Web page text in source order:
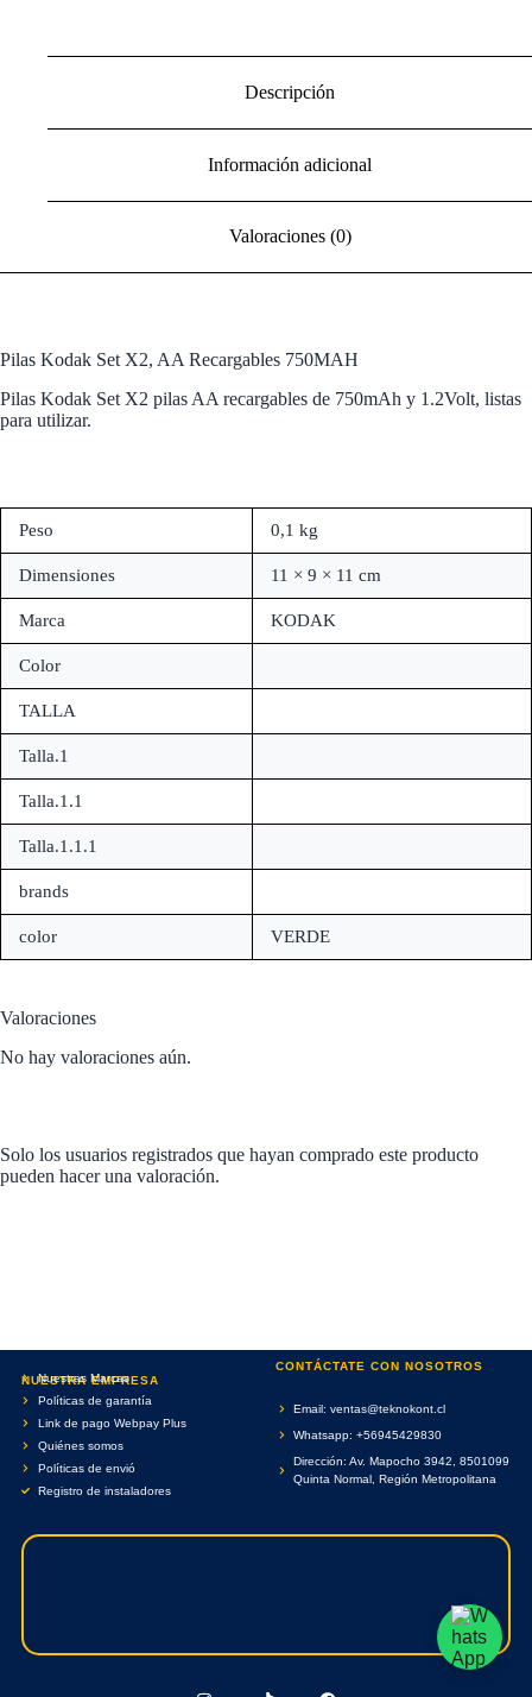
Descripción
Información adicional
Valoraciones (0)
Pilas Kodak Set X2, AA Recargables 750MAH
Pilas Kodak Set X2 pilas AA recargables de 750mAh y 1.2Volt, listas
para utilizar.
Peso 0,1 kg
Dimensiones 11 × 9 × 11 cm
Marca KODAK
Color
TALLA
Talla.1
Talla.1.1
Talla.1.1.1
brands
color VERDE
Valoraciones
No hay valoraciones aún.
Solo los usuarios registrados que hayan comprado este producto
pueden hacer una valoración.
NUESTRA EMPRESA
Nuestras Marcas
Políticas de garantía
Link de pago Webpay Plus
Quiénes somos
Políticas de envió
Registro de instaladores
CONTÁCTATE CON NOSOTROS
Email: ventas@teknokont.cl
Whatsapp: +56945429830
Dirección: Av. Mapocho 3942, 8501099
Quinta Normal, Región Metropolitana